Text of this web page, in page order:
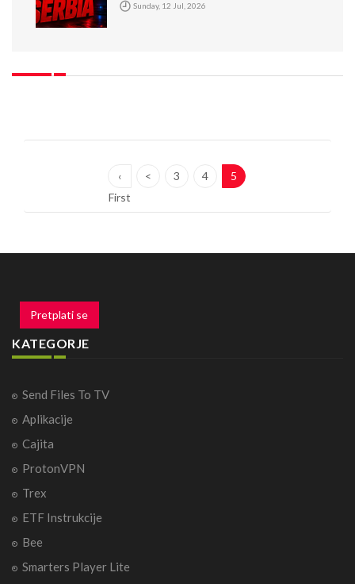
Sunday, 12 Jul, 2026
‹
First
< 3 4 5
Pretplati se
KATEGORJE
Send Files To TV
Aplikacije
Cajita
ProtonVPN
Trex
ETF Instrukcije
Bee
Smarters Player Lite